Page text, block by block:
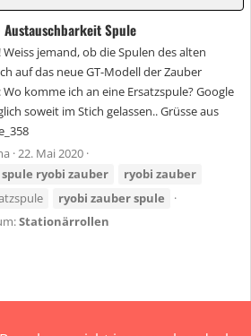
Austauschbarkeit Spule
jemand, ob die Spulen des alten
auf das neue GT-Modell der Zauber
komme ich an eine Ersatzspule? Google
soweit im Stich gelassen.. Grüsse aus
22. Mai 2020
spule ryobi zauber ryobi zauber
ryobi zauberspule
Stationärrollen